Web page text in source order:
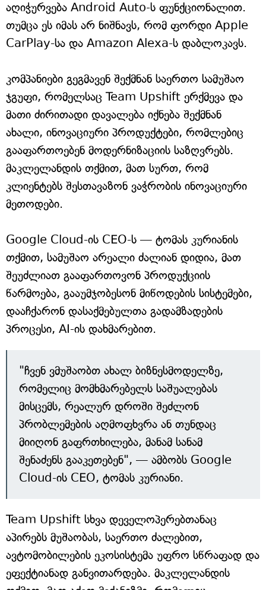
აღიჭურვება Android Auto-ს ფუნქციონალით.
თუმცა ეს იმას არ ნიშნავს, რომ ფორდი Apple
CarPlay-სა და Amazon Alexa-ს დაბლოკავს.
კომპანიები გეგმავენ შექმნან საერთო სამუშაო
ჯგუფი, რომელსაც Team Upshift ერქმევა და
მათი ძირითადი დავალება იქნება შექმნან
ახალი, ინოვაციური პროდუქტები, რომლებიც
გააფართოებენ მოდერნიზაციის საზღვრებს.
მაკლელანდის თქმით, მათ სურთ, რომ
კლიენტებს შესთავაზონ ვაჭრობის ინოვაციური
მეთოდები.
Google Cloud-ის CEO-ს — ტომას კურიანის
თქმით, სამუშაო არეალი ძალიან დიდია, მათ
შეუძლიათ გააფართოვონ პროდუქციის
წარმოება, გააუმჯობესონ მიწოდების სისტემები,
დააჩქარონ დასაქმებულთა გადამზადების
პროცესი, AI-ის დახმარებით.
"ჩვენ ვმუშაობთ ახალ ბიზნესმოდელზე,
რომელიც მომხმარებელს საშუალებას
მისცემს, რეალურ დროში შეძლონ
პრობლემების აღმოფხვრა ან თუნდაც
მიიღონ გაფრთხილება, მანამ სანამ
შენაძენს გააკეთებენ", — ამბობს Google
Cloud-ის CEO, ტომას კურიანი.
Team Upshift სხვა დეველოპერებთანაც
აპირებს მუშაობას, საერთო ძალებით,
ავტომობილების ეკოსისტემა უფრო სწრაფად და
ეფექტიანად განვითარდება. მაკლელანდის